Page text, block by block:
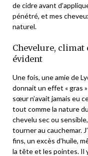
de cidre avant
pénétré, et mes
naturel.
Chevelure, climat
évident
Une fois, une amie de
donnait un effet « gras
sœur n’avait jamais eu
tout comme la nature
chevelu sec ou
tourner au cauchemar.
fins, un excès d’huile,
la tête et les pointes. Il